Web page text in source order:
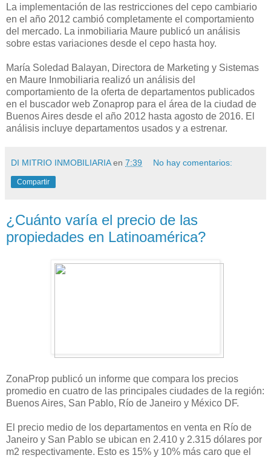
La implementación de las restricciones del cepo cambiario
en el año 2012 cambió completamente el comportamiento
del mercado. La inmobiliaria Maure publicó un análisis
sobre estas variaciones desde el cepo hasta hoy.
María Soledad Balayan, Directora de Marketing y Sistemas
en Maure Inmobiliaria realizó un análisis del
comportamiento de la oferta de departamentos publicados
en el buscador web Zonaprop para el área de la ciudad de
Buenos Aires desde el año 2012 hasta agosto de 2016. El
análisis incluye departamentos usados y a estrenar.
DI MITRIO INMOBILIARIA en 7:39 No hay comentarios:
Compartir
¿Cuánto varía el precio de las
propiedades en Latinoamérica?
ZonaProp publicó un informe que compara los precios
promedio en cuatro de las principales ciudades de la región:
Buenos Aires, San Pablo, Río de Janeiro y México DF.
El precio medio de los departamentos en venta en Río de
Janeiro y San Pablo se ubican en 2.410 y 2.315 dólares por
m2 respectivamente. Esto es 15% y 10% más caro que el